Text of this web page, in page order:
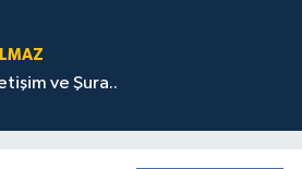
ve Şura..